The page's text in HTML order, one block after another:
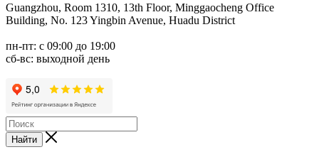
Guangzhou, Room 1310, 13th Floor, Minggaocheng Office
Building, No. 123 Yingbin Avenue, Huadu District
пн-пт: с 09:00 до 19:00
сб-вс: выходной день
Найти